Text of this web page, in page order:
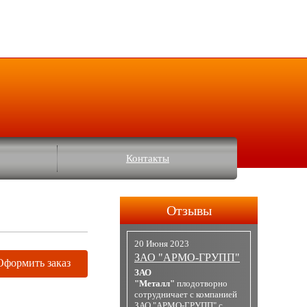
Контакты
заказ
Отзывы
20 Июня 2023
ЗАО "АРМО-ГРУПП"
ЗАО
"Металл" плодотворно
сотрудничает с компанией